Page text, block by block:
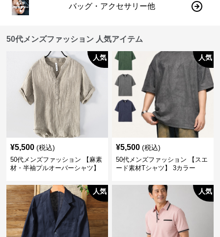
バッグ・アクセサリー他
50代メンズファッション 人気アイテム
人気
¥5,500 (税込)
50代メンズファッション 【麻素
材・半袖プルオーバーシャツ】
人気
¥5,500 (税込)
50代メンズファッション 【スエ
ード素材Tシャツ】 3カラー
人気 人気